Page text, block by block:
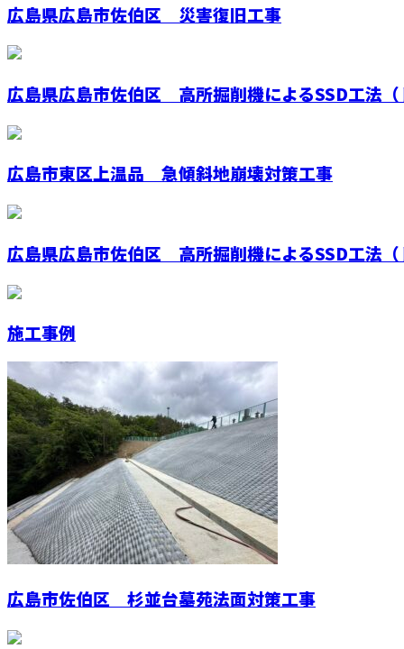
広島県広島市佐伯区 災害復旧工事
広島県広島市佐伯区 高所掘削機によるSSD工法（
広島市東区上温品 急傾斜地崩壊対策工事
広島県広島市佐伯区 高所掘削機によるSSD工法（
施工事例
広島市佐伯区 杉並台墓苑法面対策工事